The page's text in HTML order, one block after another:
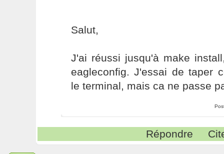
Salut,
J'ai réussi jusqu'à make
eagleconfig. J'essai de taper
le terminal, mais ca ne passe
Répondre